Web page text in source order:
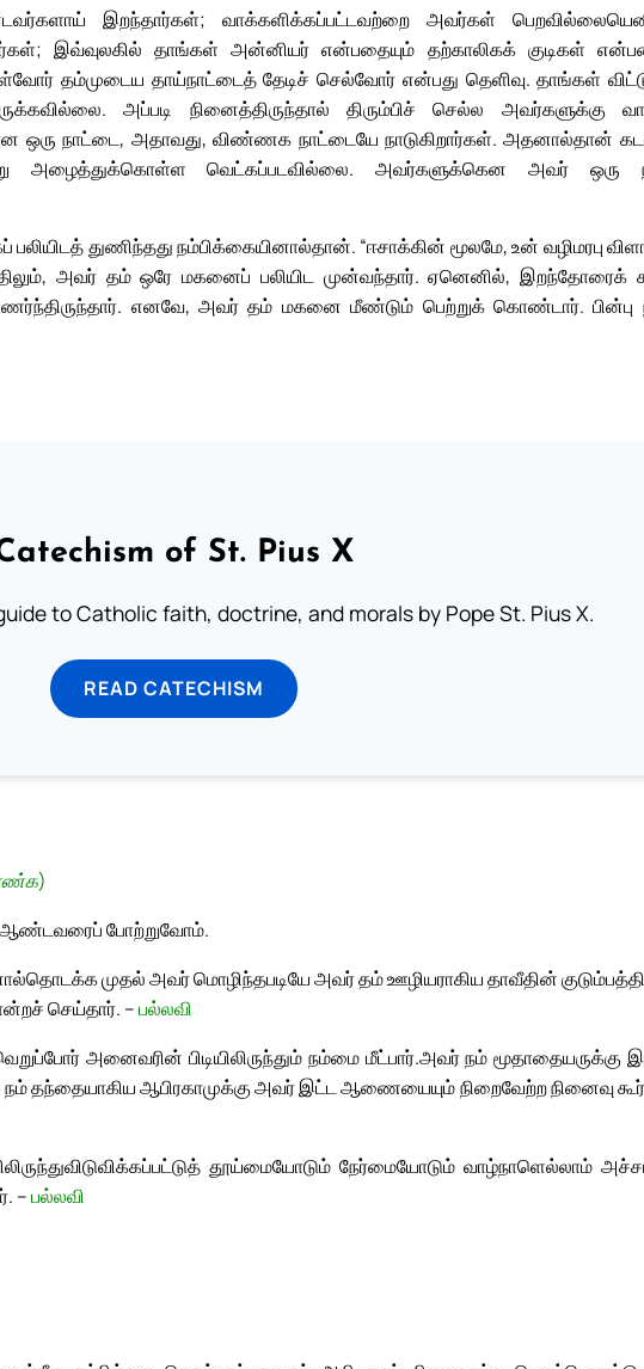
இறந்தார்கள்; வாக்களிக்கப்பட்டவற்றை அவர்கள்
இவ்வுலகில் தாங்கள் அன்னியர் என்பதையும் தற்காலிகக் குடிகள்
தம்முடைய தாய்நாட்டைத் தேடிச் செல்வோர் என்பது தெளிவு. தாங்கள்
அப்படி நினைத்திருந்தால் திரும்பிச் செல்ல அவர்களுக்கு
ஒரு நாட்டை, அதாவது, விண்ணக நாட்டையே நாடுகிறார்கள். அதனால்தான்
அழைத்துக்கொள்ள வெட்கப்படவில்லை. அவர்களுக்கென அவர் ஒரு
துணிந்தது நம்பிக்கையினால்தான். “ஈசாக்கின் மூலமே, உன் வழிமரபு
அவர் தம் ஒரே மகனைப் பலியிட முன்வந்தார். ஏனெனில், இறந்தோரைக்
எனவே, அவர் தம் மகனை மீண்டும் பெற்றுக் கொண்டார். பின்பு
of St. Pius X
to Catholic faith, doctrine, and morals by Pope St. Pius X.
READ CATECHISM
ஆண்டவரைப் போற்றுவோம்.
தொடக்க முதல் அவர் மொழிந்தபடியே அவர் தம் ஊழியராகிய தாவீதின்
செய்தார். –பல்லவி
அனைவரின் பிடியிலிருந்தும் நம்மை மீட்பார்.அவர் நம் மூதாதையருக்கு
தந்தையாகிய ஆபிரகாமுக்கு அவர் இட்ட ஆணையையும் நிறைவேற்ற நினைவு
விடுவிக்கப்பட்டுத் தூய்மையோடும் நேர்மையோடும் வாழ்நாளெல்லாம்
–பல்லவி